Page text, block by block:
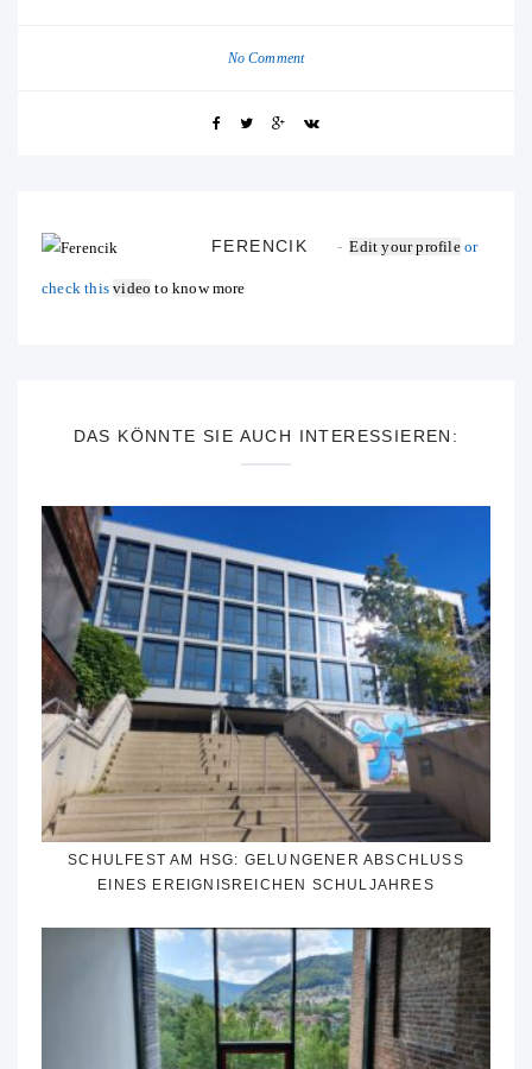
No Comment
FERENCIK Edit your profileor
check thisvideo to know more
DAS KÖNNTE SIE AUCH INTERESSIEREN:
SCHULFEST AM HSG: GELUNGENER ABSCHLUSS
EINES EREIGNISREICHEN SCHULJAHRES